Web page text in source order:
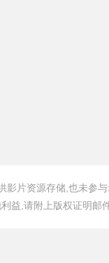
影片资源存储,也未参
益,请附上版权证明